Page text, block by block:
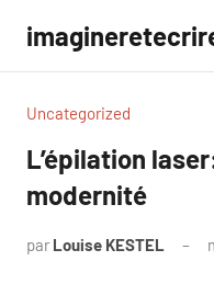
contenu
Uncategorized
L’épilation
modernité
par Louise KESTEL